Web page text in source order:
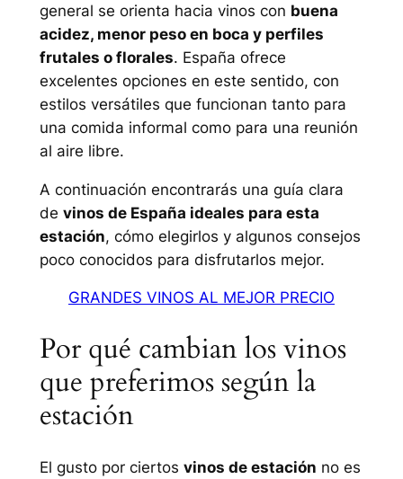
general se orienta hacia vinos con buena
acidez, menor peso en boca y perfiles
frutales o florales. España ofrece
excelentes opciones en este sentido, con
estilos versátiles que funcionan tanto para
una comida informal como para una reunión
al aire libre.
A continuación encontrarás una guía clara
de vinos de España ideales para esta
estación, cómo elegirlos y algunos consejos
poco conocidos para disfrutarlos mejor.
GRANDES VINOS AL MEJOR PRECIO
Por qué cambian los vinos
que preferimos según la
estación
El gusto por ciertos vinos de estación no es